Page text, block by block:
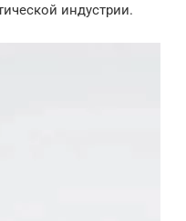
индустрии.